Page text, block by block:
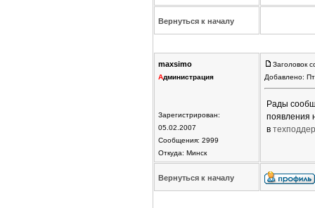
Вернуться к началу
maxsimo
Администрация
Зарегистрирован:
05.02.2007
Сообщения: 2999
Откуда: Минск
Заголовок
Добавлено:
Рады
появления
в
Вернуться к началу